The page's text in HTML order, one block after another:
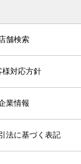
舗検索
様対応方針
業情報
法に基づく表記